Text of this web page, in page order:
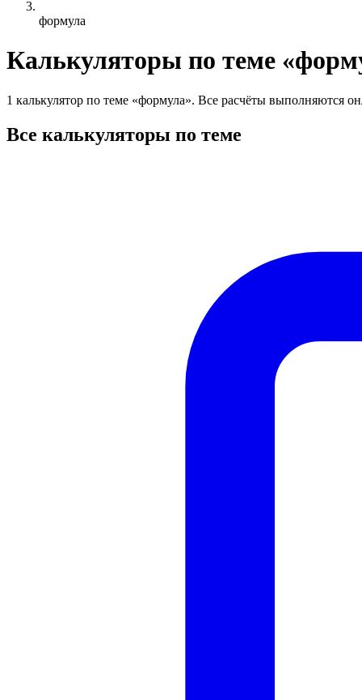
формула
Калькуляторы по теме
1 калькулятор по теме «формула». Все расчёты выполняются
Все калькуляторы по теме